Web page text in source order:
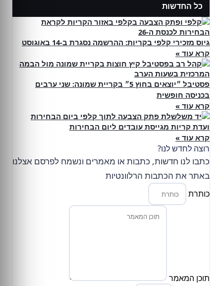
כל החדשות
גיוס מזכירי קלפי בקריות: ההרשמה נסגרת ב-14 באוגוסט
קרא עוד »
פסטיבל ״יוצאים בחוץ 5״ בקריית שמונה: שני ערבים
בכניסה חופשית
קרא עוד »
ועדת קריות מגייסת עובדים ליום הבחירות
קרא עוד »
רוצה לחדש לנו?
כתבו לנו חדשות, כתבות או מאמרים ונשמח לפרסם אצלנו
באתר את הכתבות הרלוונטיות
כותרת
תוכן המאמר